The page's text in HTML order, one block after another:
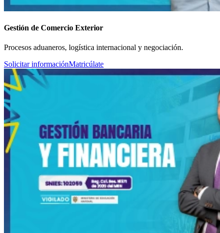
Gestión de Comercio Exterior
Procesos aduaneros, logística internacional y negociación.
Solicitar informaciónMatricúlate